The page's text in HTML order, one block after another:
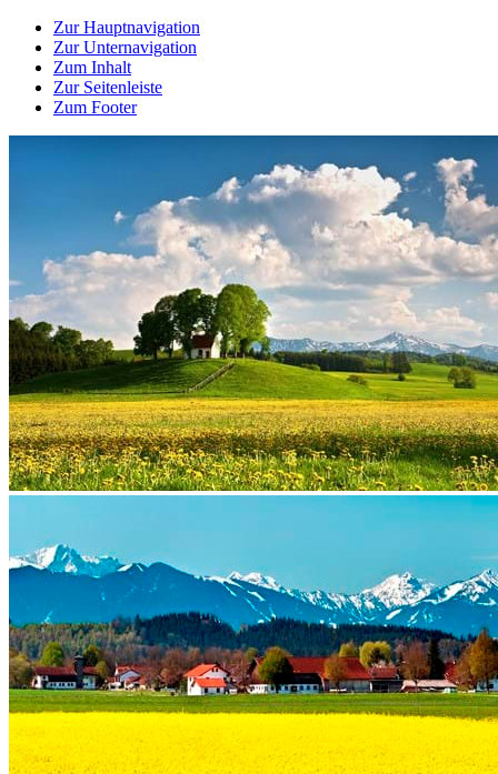
Zur Hauptnavigation
Zur Unternavigation
Zum Inhalt
Zur Seitenleiste
Zum Footer